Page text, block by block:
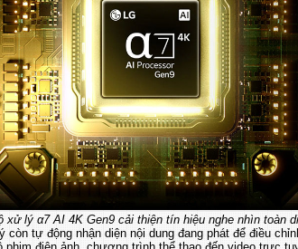
xử lý α7 AI 4K Gen9 cải thiện tín hiệu nghe nhìn toàn
còn tự động nhận diện nội dung đang phát để điều